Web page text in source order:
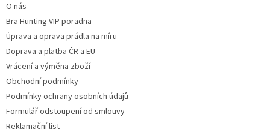
O nás
Bra Hunting VIP poradna
Úprava a oprava prádla na míru
Doprava a platba ČR a EU
Vrácení a výměna zboží
Obchodní podmínky
Podmínky ochrany osobních údajů
Formulář odstoupení od smlouvy